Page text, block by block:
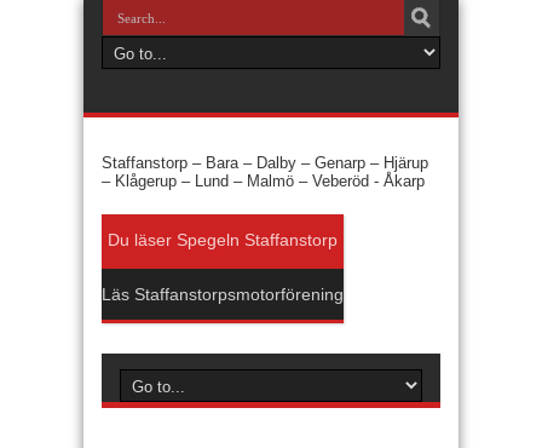
Staffanstorp – Bara – Dalby – Genarp – Hjärup
– Klågerup – Lund – Malmö – Veberöd - Åkarp
Du läser Spegeln Staffanstorp
Läs Staffanstorpsmotorförening